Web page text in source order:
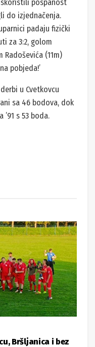
pospanost
do izjednačenja.
padaju fizički
za 3:2, golom
Radoševića (11m)
pobjeda!’
u Cvetkovcu
sa 46 bodova, dok
s 53 boda.
Bršljanica i bez